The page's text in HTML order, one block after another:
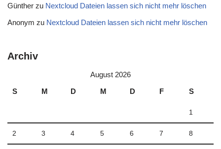
Günther zu Nextcloud Dateien lassen sich nicht mehr löschen
Anonym zu Nextcloud Dateien lassen sich nicht mehr löschen
Archiv
August 2026
S
M D M D F S
1
2 3 4 5 6 7 8